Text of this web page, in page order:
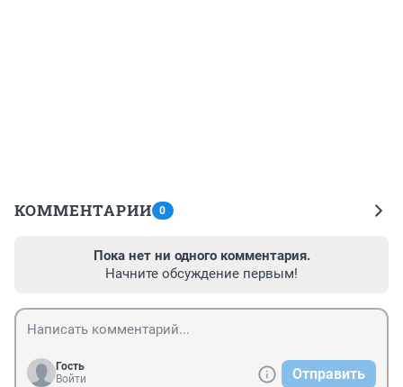
КОММЕНТАРИИ 0
Пока нет ни одного комментария.
Начните обсуждение первым!
Гость
Войти
Отправить